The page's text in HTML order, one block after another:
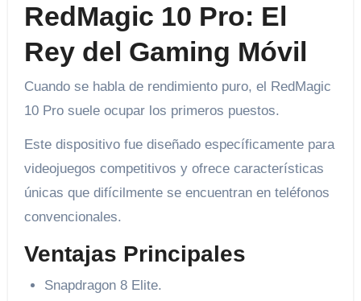
RedMagic 10 Pro: El
Rey del Gaming Móvil
Cuando se habla de rendimiento puro, el RedMagic
10 Pro suele ocupar los primeros puestos.
Este dispositivo fue diseñado específicamente para
videojuegos competitivos y ofrece características
únicas que difícilmente se encuentran en teléfonos
convencionales.
Ventajas Principales
Snapdragon 8 Elite.